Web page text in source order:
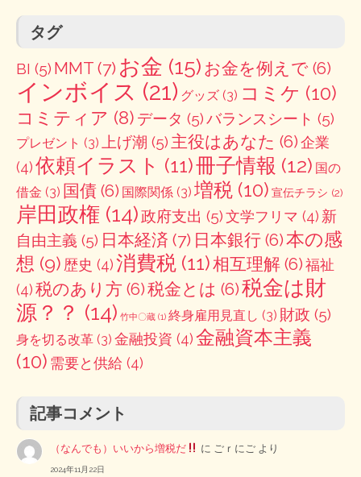
タグ
BI (5) MMT (7) お金 (15) お金を例えで (6)
インボイス (21) グッズ (3) コミケ (10)
コミティア (8) データ (5)バランスシート (5)
プレゼント (3) 上げ潮 (5) 主役はあなた (6)企業
(4)依頼イラスト (11)冊子情報 (12) 国の
借金 (3) 国債 (6) 国際関係 (3) 増税 (10) 宣伝チラシ (2)
岸田政権 (14)政府支出 (5)文学フリマ (4) 新
自由主義 (5) 日本経済 (7) 日本銀行 (6)本の感
想 (9) 歴史 (4)消費税 (11)相互理解 (6)福祉
(4)税のあり方 (6)税金とは (6)税金は財
源？？ (14) 竹中〇蔵 (1) 終身雇用見直し (3) 財政 (5)
身を切る改革 (3) 金融投資 (4)金融資本主義
(10) 需要と供給 (4)
記事コメント
（なんでも）いいから増税だ に ごｒにご より
2024年11月22日